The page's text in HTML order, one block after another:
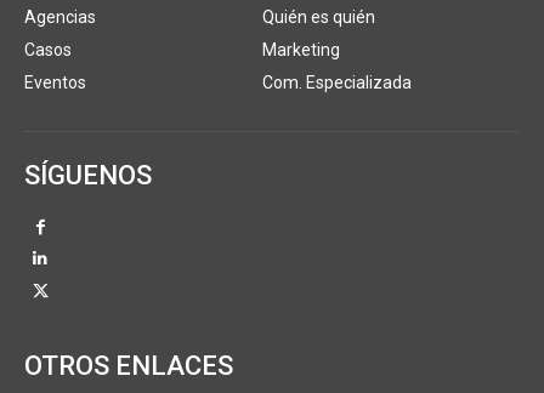
Agencias
Casos
Eventos
Quién es quién
Marketing
Com. Especializada
SÍGUENOS
OTROS ENLACES